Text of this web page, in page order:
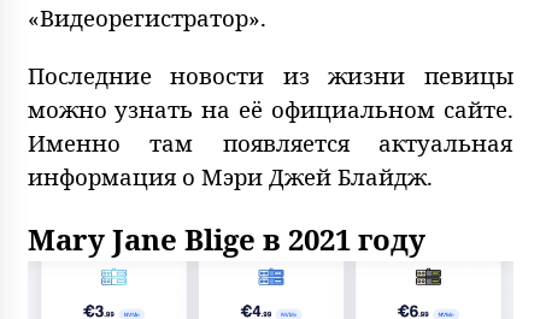
«Видеорегистратор».
Последние новости из жизни певицы
можно узнать на её официальном сайте.
Именно там появляется актуальная
информация о Мэри Джей Блайдж.
Mary Jane Blige в 2021 году